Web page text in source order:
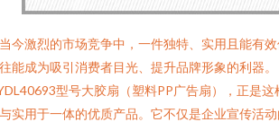
今激烈的市场竞争中，一件独特、实用且能有
能成为吸引消费者目光、提升品牌形象的利器
型号大胶扇（塑料PP广告扇），正是
实用于一体的优质产品。它不仅是企业宣传活